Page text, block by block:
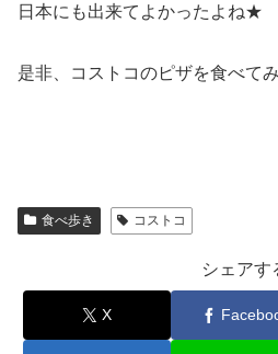
日本にも出来てよかったよね★
是非、コストコのピザを食べて
食べ歩き コストコ
シェアす
X